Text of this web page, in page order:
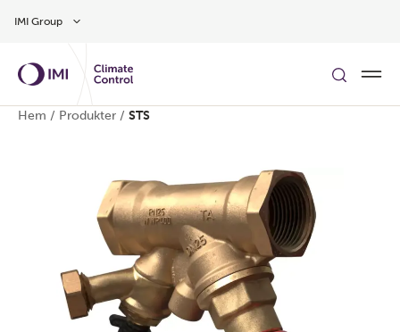
IMI Group
Hem / Produkter / STS